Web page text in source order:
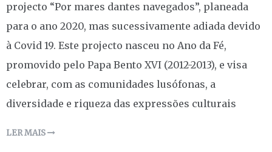
projecto “Por mares dantes navegados”, planeada
para o ano 2020, mas sucessivamente adiada devido
à Covid 19. Este projecto nasceu no Ano da Fé,
promovido pelo Papa Bento XVI (2012-2013), e visa
celebrar, com as comunidades lusófonas, a
diversidade e riqueza das expressões culturais
LER MAIS